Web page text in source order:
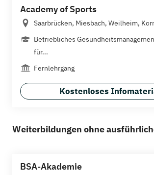
Academy of Sports
Saarbrücken, Miesbach, Weilheim,
Betriebliches
für...
Fernlehrgang
Kostenloses
Weiterbildungen ohne
BSA-Akademie